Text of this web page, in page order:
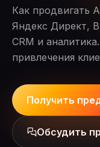
Как продвигать
Яндекс Директ,
CRM и
привлечения
Получить
Обсудить